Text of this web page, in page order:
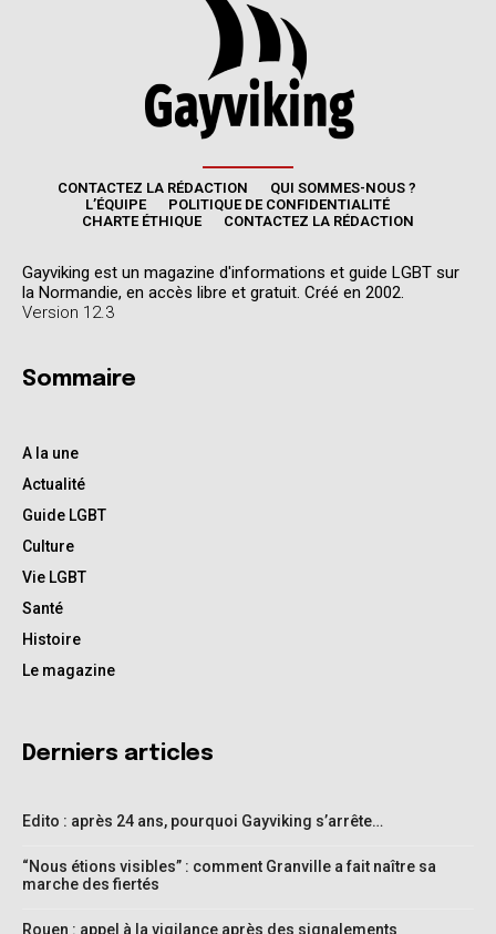
CONTACTEZ LA RÉDACTION
QUI SOMMES-NOUS ?
L’ÉQUIPE
POLITIQUE DE CONFIDENTIALITÉ
CHARTE ÉTHIQUE
CONTACTEZ LA RÉDACTION
Gayviking est un magazine d'informations et guide LGBT sur
la Normandie, en accès libre et gratuit. Créé en 2002.
Version 12.3
Sommaire
A la une
Actualité
Guide LGBT
Culture
Vie LGBT
Santé
Histoire
Le magazine
Derniers articles
Edito : après 24 ans, pourquoi Gayviking s’arrête…
“Nous étions visibles” : comment Granville a fait naître sa
marche des fiertés
Rouen : appel à la vigilance après des signalements